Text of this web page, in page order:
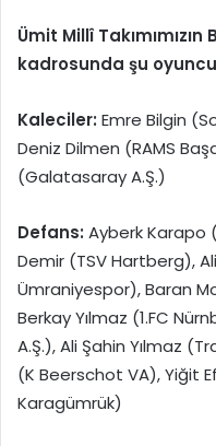
Ümit Millî
kadrosunda şu
Kaleciler: Emre Bilgin
Deniz Dilmen (RAMS
(Galatasaray A.Ş.)
Defans: Ayberk Karapo
Demir (TSV Hartberg),
Ümraniyespor), Baran
Berkay Yılmaz (1.FC
A.Ş.), Ali Şahin Yılmaz
(K Beerschot VA), Yiğit
Karagümrük)